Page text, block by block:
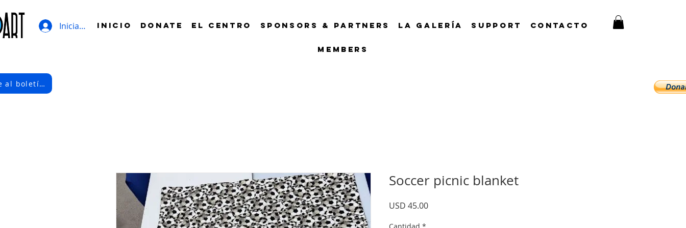
Iniciar sesiónINICIO DONATE EL CENTRO SPONSORS & PARTNERS LA GALERÍA Support CONTACTO
Members
Suscríbete al boletín electrónico
Soccer picnic blanket
USD 45.00Precio